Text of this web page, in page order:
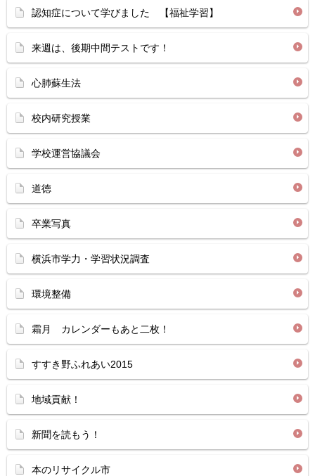
認知症について学びました 【福祉学習】
来週は、後期中間テストです！
心肺蘇生法
校内研究授業
学校運営協議会
道徳
卒業写真
横浜市学力・学習状況調査
環境整備
霜月 カレンダーもあと二枚！
すすき野ふれあい2015
地域貢献！
新聞を読もう！
本のリサイクル市